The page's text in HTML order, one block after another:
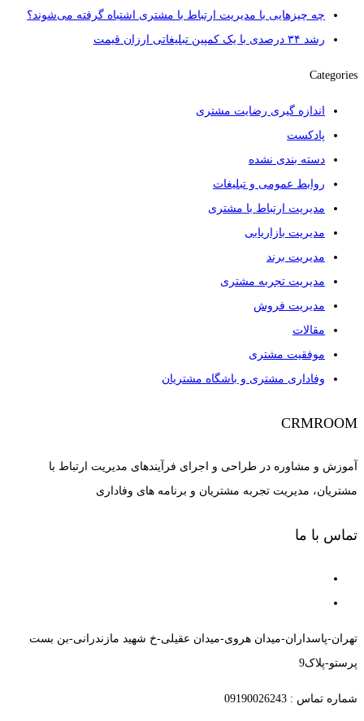
چه چیزهایی با مدیریت ارتباط با مشتری اشتباه گرفته می‌شوند؟
رشد ۳۴ درصدی با یک کمپین تبلیغاتی ارزان قیمت
Categories
اندازه گیری رضایت مشتری
پادکست
دسته بندی نشده
روابط عمومی و تبلیغات
مدیریت ارتباط با مشتری
مدیریت بازاریابی
مدیریت برند
مدیریت تجربه مشتری
مدیریت فروش
مقالات
موفقیت مشتری
وفاداری مشتری و باشگاه مشتریان
CRMROOM
آموزش و مشاوره در طراحی و اجرای فرآیندهای مدیریت ارتباط با
مشتریان، مدیریت تجربه مشتریان و برنامه های وفاداری
تماس با ما
تهران-پاسداران-میدان هروی-میدان عقیلی-خ شهید مازندرانی-بن بست
پرستو-پلاک9
شماره تماس : 09190026243